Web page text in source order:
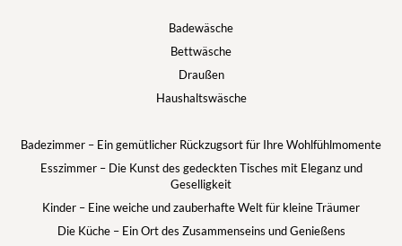
Badewäsche
Bettwäsche
Draußen
Haushaltswäsche
Badezimmer – Ein gemütlicher Rückzugsort für Ihre Wohlfühlmomente
Esszimmer – Die Kunst des gedeckten Tisches mit Eleganz und
Geselligkeit
Kinder – Eine weiche und zauberhafte Welt für kleine Träumer
Die Küche – Ein Ort des Zusammenseins und Genießens